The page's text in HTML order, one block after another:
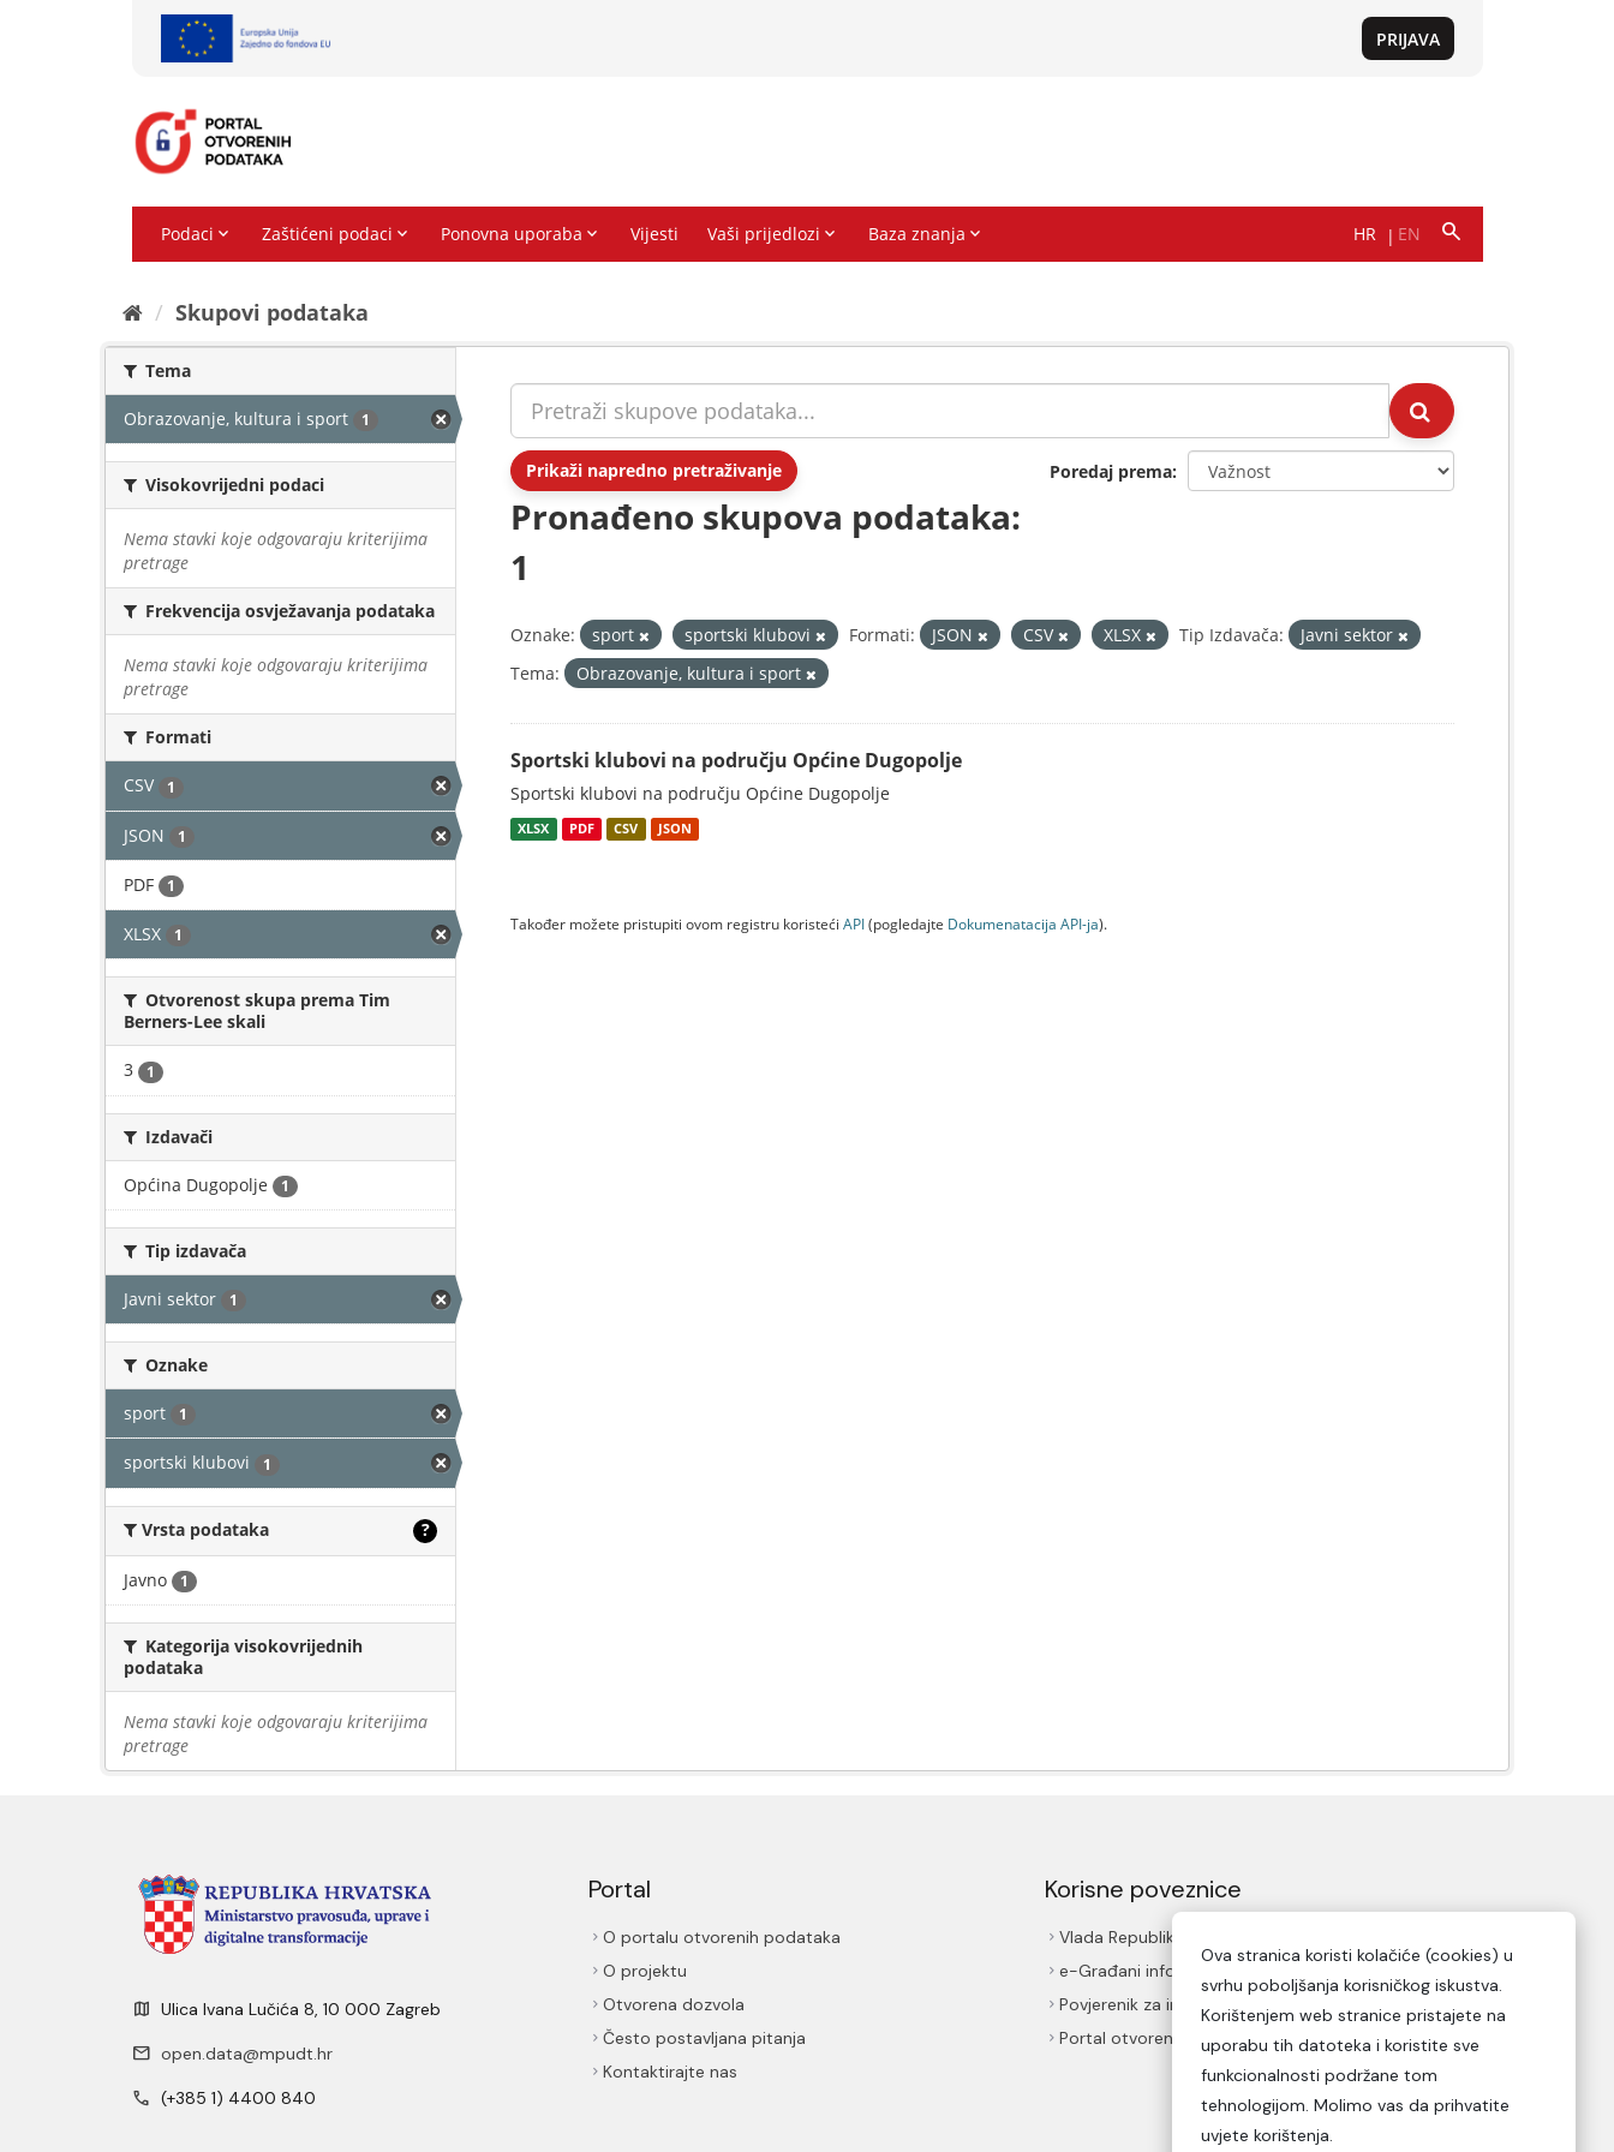
Skupovi podаtаkа
Tema
Obrazovanje, kultura i sport 1
Visokovrijedni podaci
Nema stavki koje odgovaraju kriterijima
pretrage
Frekvencija osvježavanja podataka
Nema stavki koje odgovaraju kriterijima
pretrage
Formati
CSV 1
JSON 1
PDF 1
XLSX 1
Otvorenost skupa prema Tim
Berners-Lee skali
3 1
Izdavači
Općina Dugopolje 1
Tip izdavača
Javni sektor 1
Oznake
sport 1
sportski klubovi 1
Vrsta podataka ?
Javno 1
Kategorija visokovrijednih
podataka
Nema stavki koje odgovaraju kriterijima
pretrage
Prikaži napredno pretraživanje Poredaj prema
Pronađeno skupova podataka:
1
Oznake: sport sportski klubovi Formati: JSON CSV XLSX Tip Izdavača:
Javni sektor
Tema:
Obrazovanje, kultura i sport
Sportski klubovi na području Općine Dugopolje
Sportski klubovi na području Općine Dugopolje
XLSX PDF CSV JSON
Također možete pristupiti ovom registru koristeći API(pogledajte Dokumenаtаcijа API-jа).